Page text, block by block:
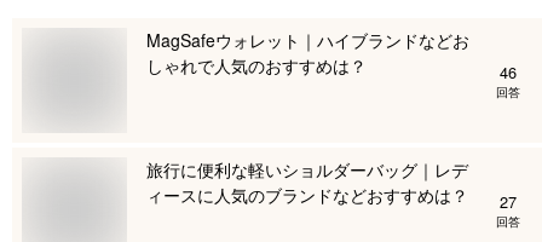
MagSafeウォレット｜ハイブランドなどお
しゃれで人気のおすすめは？
46
回答
旅行に便利な軽いショルダーバッグ｜レデ
ィースに人気のブランドなどおすすめは？
27
回答